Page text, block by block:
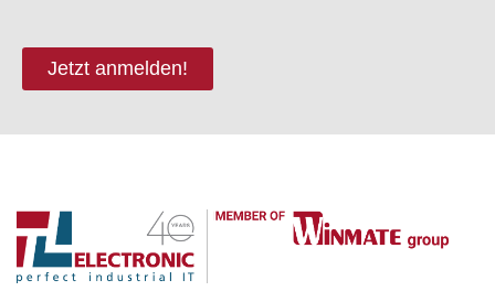
Jetzt anmelden!